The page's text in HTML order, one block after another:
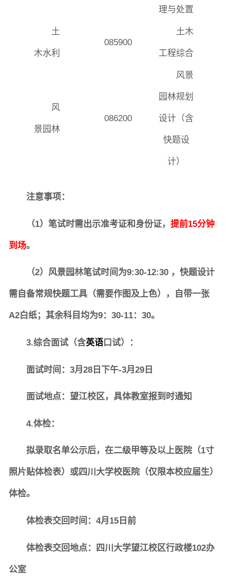
理与处置
土
木水利
085900
土木
工程综合
风
景园林
086200
风景
园林规划
设计（含
快题设
计）
注意事项：
（1）笔试时需出示准考证和身份证， 提前15分钟
到场。
（2）风景园林笔试时间为9:30-12:30 ，快题设计
需自备常规快题工具（需要作图及上色），自带一张
A2白纸；其余科目均为9：30-11：30。
3.综合面试（含英语 口试）：
面试时间：3月28日下午-3月29日
面试地点：望江校区，具体教室报到时通知
4.体检：
拟录取名单公示后，在二级甲等及以上医院（1寸
照片贴体检表）或四川大学校医院（仅限本校应届生）
体检。
体检表交回时间：4月15日前
体检表交回地点：四川大学望江校区行政楼102办
公室